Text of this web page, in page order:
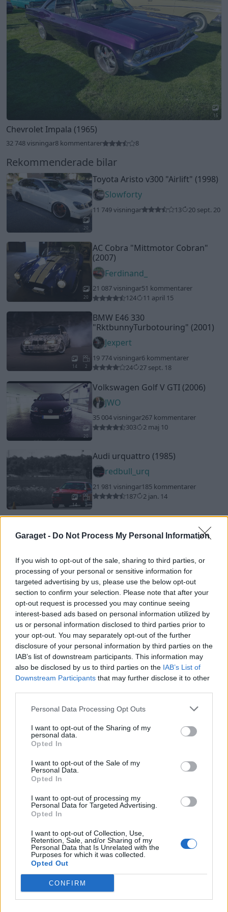
Garaget - Do Not Process My Personal Information
If you wish to opt-out of the sale, sharing to third parties, or
processing of your personal or sensitive information for
targeted advertising by us, please use the below opt-out
section to confirm your selection. Please note that after your
opt-out request is processed you may continue seeing
interest-based ads based on personal information utilized by
us or personal information disclosed to third parties prior to
your opt-out. You may separately opt-out of the further
disclosure of your personal information by third parties on the
IAB’s list of downstream participants. This information may
also be disclosed by us to third parties on the IAB’s List of
Downstream Participants that may further disclose it to other
Personal Data Processing Opt Outs
I want to opt-out of the Sharing of my
personal data.
Opted In
I want to opt-out of the Sale of my
Personal Data.
Opted In
I want to opt-out of processing my
Personal Data for Targeted Advertising.
Opted In
I want to opt-out of Collection, Use,
Retention, Sale, and/or Sharing of my
Personal Data that Is Unrelated with the
Purposes for which it was collected.
Opted Out
CONFIRM
15
Chevrolet Impala (1965)
32 748 visningar8 kommentarer 8
Rekommenderade bilar
20
Toyota Aristo v300 "Airlift" (1998)
Slowforty
11 749 visningar 13 20 sept. 20
20
AC Cobra "Mittmotor Cobran"
(2007)
Ferdinand_
21 087 visningar51 kommentarer
124
11 april 15
14 2
BMW E46 330
"RktbunnyTurbotouring" (2001)
Jexpert
19 774 visningar6 kommentarer
24
27 sept. 18
20
Volkswagen Golf V GTI (2006)
JWO
35 004 visningar267 kommentarer
303
2 maj 10
14 2
Audi urquattro (1985)
redbull_urq
21 981 visningar185 kommentarer
187
2 jan. 14
18
800hk
45
16 aug. 16
Volkswagen Golf MK ll GTI
"TYSKSTUKS GTIN"(1985)
DUB-WEISER
51 688 visningar426 kommentarer
585
27 sept. 13
19 8
Lotus Omega
"633 Uprising"
(1992)
547
13 sept. 14
Porsche Boxster Elite (2010)
41 736 visningar
187 kommentarer
20 3
Chevrolet Camaro T/A (1968)
156 759 visningar
1000
15 sept. 24